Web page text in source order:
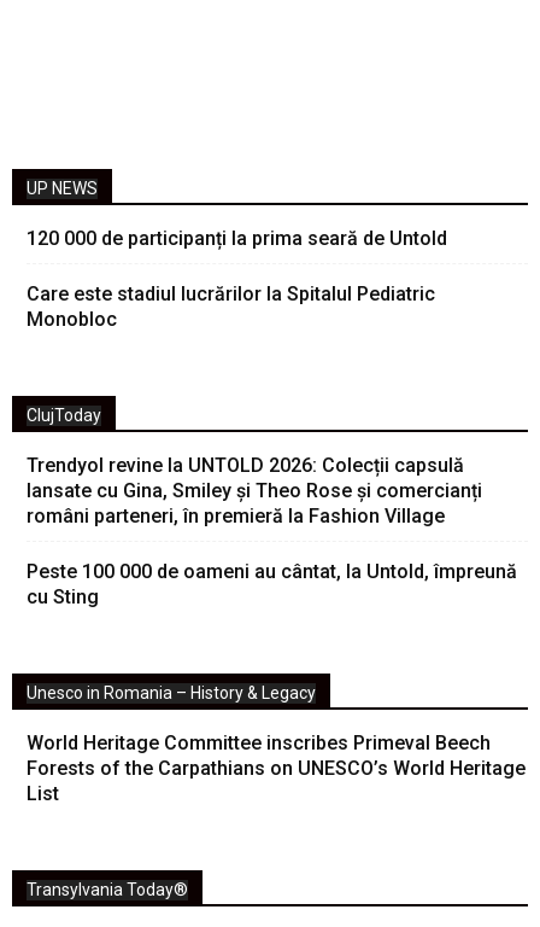
UP NEWS
120 000 de participanți la prima seară de Untold
Care este stadiul lucrărilor la Spitalul Pediatric
Monobloc
ClujToday
Trendyol revine la UNTOLD 2026: Colecții capsulă
lansate cu Gina, Smiley și Theo Rose și comercianți
români parteneri, în premieră la Fashion Village
Peste 100 000 de oameni au cântat, la Untold, împreună
cu Sting
Unesco in Romania – History & Legacy
World Heritage Committee inscribes Primeval Beech
Forests of the Carpathians on UNESCO’s World Heritage
List
Transylvania Today®